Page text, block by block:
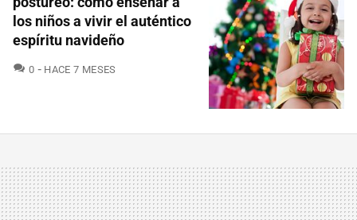
los niños a vivir el auténtico
espíritu navideño
0 COMENTARIOS
HACE 7 MESES